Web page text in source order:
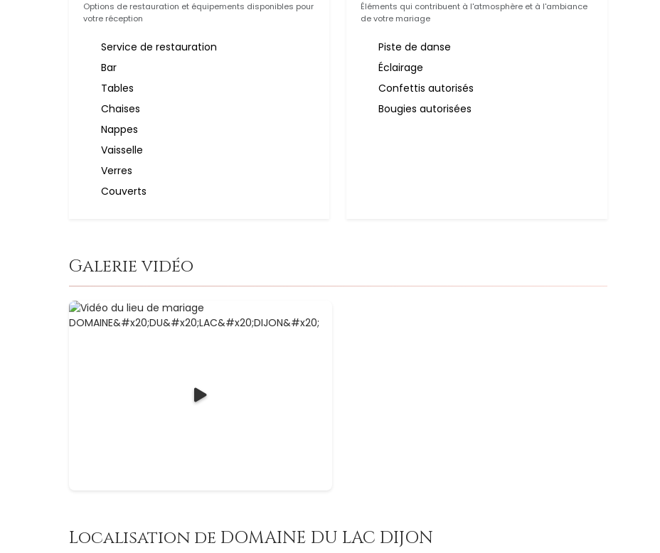
Options de restauration et équipements disponibles pour
votre réception
Service de restauration
Bar
Tables
Chaises
Nappes
Vaisselle
Verres
Couverts
Éléments qui contribuent à l'atmosphère et à l'ambiance
de votre mariage
Piste de danse
Éclairage
Confettis autorisés
Bougies autorisées
Galerie vidéo
Localisation de DOMAINE DU LAC DIJON